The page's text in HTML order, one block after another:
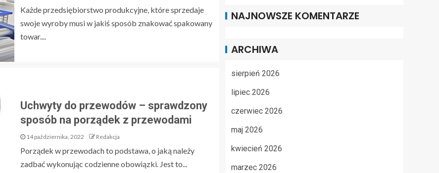
Każde przedsiębiorstwo produkcyjne, które sprzedaje
swoje wyroby musi w jakiś sposób znakować spakowany
towar....
Uchwyty do przewodów – sprawdzony
sposób na porządek z przewodami
14 października, 2022 Redakcja
Porządek w przewodach to podstawa, o jaką należy
zadbać wykonując codzienne obowiązki. Jest to...
NAJNOWSZE KOMENTARZE
ARCHIWA
sierpień 2026
lipiec 2026
czerwiec 2026
maj 2026
kwiecień 2026
marzec 2026